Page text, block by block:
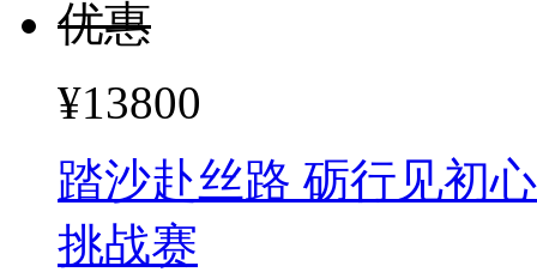
优惠
¥13800
踏沙赴丝路 砺行见初
挑战赛